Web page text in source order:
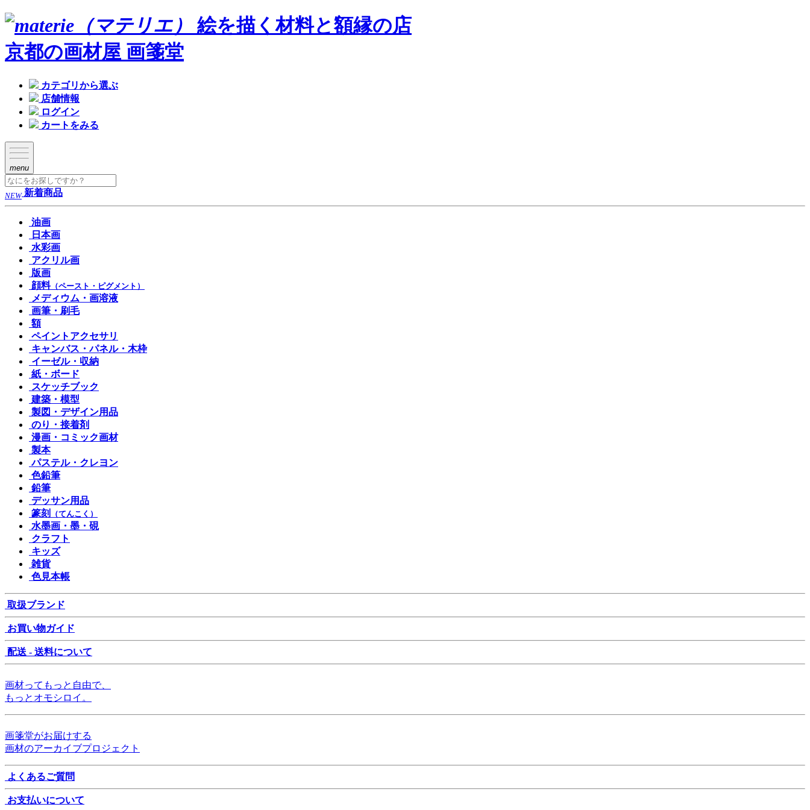
絵を描く材料と額縁の店
京都の画材屋 画箋堂
カテゴリから選ぶ
店舗情報
ログイン
カートをみる
menu
NEW 新着商品
油画
日本画
水彩画
アクリル画
版画
顔料（ペースト・ピグメント）
メディウム・画溶液
画筆・刷毛
額
ペイントアクセサリ
キャンバス・パネル・木枠
イーゼル・収納
紙・ボード
スケッチブック
建築・模型
製図・デザイン用品
のり・接着剤
漫画・コミック画材
製本
パステル・クレヨン
色鉛筆
鉛筆
デッサン用品
篆刻
（てんこく）
水墨画・墨・硯
クラフト
キッズ
雑貨
色見本帳
取扱ブランド
お買い物ガイド
配送 - 送料について
画材ってもっと自由で、
もっとオモシロイ。
画箋堂がお届けする
画材のアーカイブプロジェクト
よくあるご質問
お支払いについて